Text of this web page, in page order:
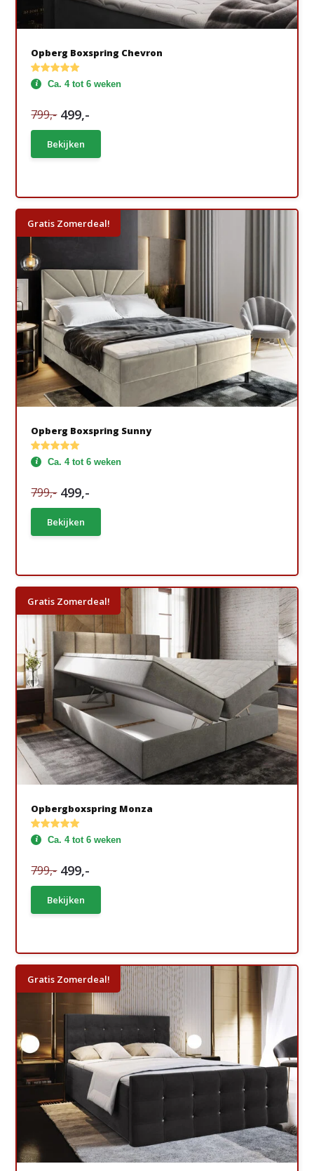
Opberg Boxspring Chevron
Ca. 4 tot 6 weken
799,- 499,-
Bekijken
Gratis Zomerdeal!
Opberg Boxspring Sunny
Ca. 4 tot 6 weken
799,- 499,-
Bekijken
Gratis Zomerdeal!
Opbergboxspring Monza
Ca. 4 tot 6 weken
799,- 499,-
Bekijken
Gratis Zomerdeal!